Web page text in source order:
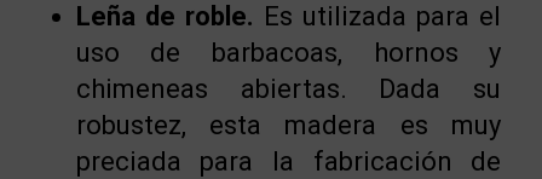
Leña de roble. Es utilizada para el
uso de barbacoas, hornos y
chimeneas abiertas. Dada su
robustez, esta madera es muy
preciada para la fabricación de